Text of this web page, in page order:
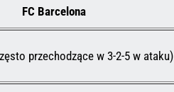
FC Barcelona
przechodzące w 3-2-5 w ataku)